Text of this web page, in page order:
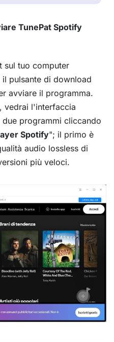
TunePat Spotify
sul tuo computer
pulsante di download
avviare il programma.
vedrai l'interfaccia
due programmi cliccando
Spotify"; il primo è
audio lossless di
più veloci.